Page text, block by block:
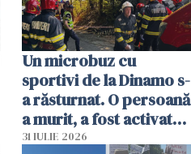
Un microbuz cu
sportivi de la Dinamo s-
a răsturnat. O persoană
a murit, a fost activat
planul roșu de
31 IULIE 2026